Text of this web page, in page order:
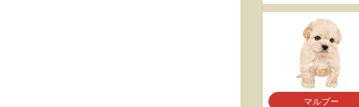
マルプー